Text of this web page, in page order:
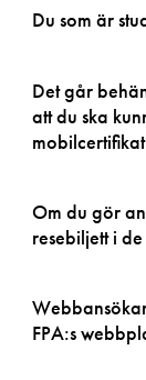
Du som är
Det går
att du ska
Om du gör
resebiljett i
FPA:s